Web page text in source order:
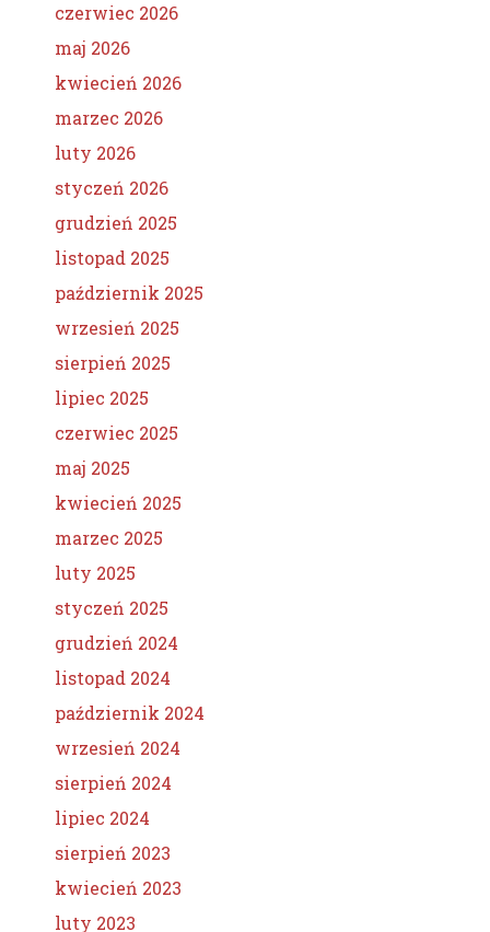
czerwiec 2026
maj 2026
kwiecień 2026
marzec 2026
luty 2026
styczeń 2026
grudzień 2025
listopad 2025
październik 2025
wrzesień 2025
sierpień 2025
lipiec 2025
czerwiec 2025
maj 2025
kwiecień 2025
marzec 2025
luty 2025
styczeń 2025
grudzień 2024
listopad 2024
październik 2024
wrzesień 2024
sierpień 2024
lipiec 2024
sierpień 2023
kwiecień 2023
luty 2023